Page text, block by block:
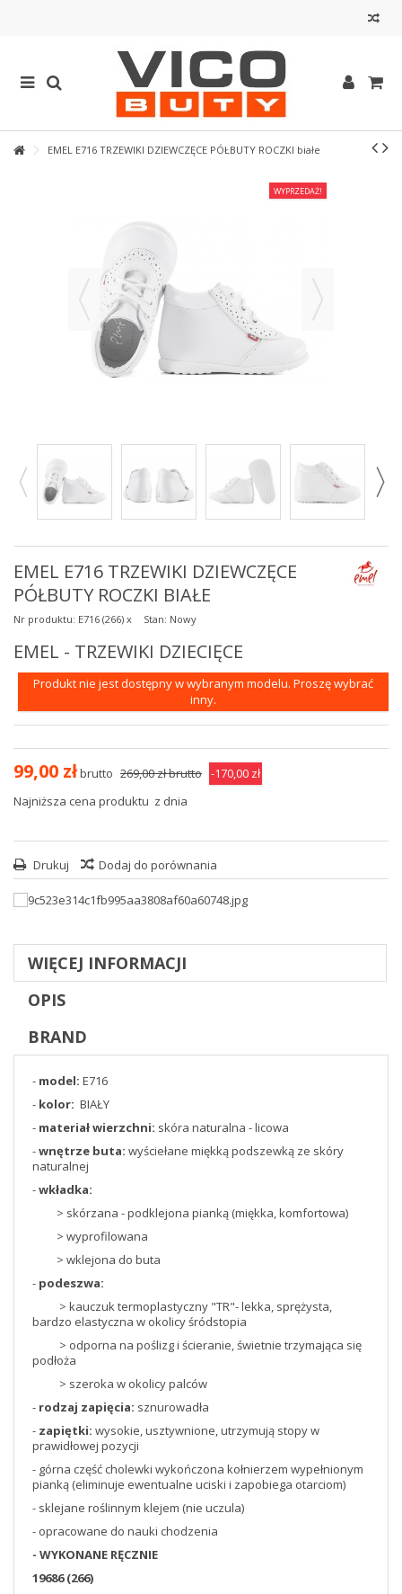
EMEL E716 TRZEWIKI DZIEWCZĘCE PÓŁBUTY ROCZKI białe
WYPRZEDAŻ!
EMEL E716 TRZEWIKI DZIEWCZĘCE
PÓŁBUTY ROCZKI BIAŁE
Nr produktu: E716 (266) x Stan: Nowy
EMEL - TRZEWIKI DZIECIĘCE
Produkt nie jest dostępny w wybranym modelu. Proszę wybrać
inny.
99,00 złbrutto 269,00 złbrutto -170,00 zł
Najniższa cena produktu z dnia
Drukuj Dodaj do porównania
WIĘCEJ INFORMACJI
OPIS
BRAND
- model: E716
- kolor: BIAŁY
- materiał wierzchni: skóra naturalna - licowa
-wnętrze buta: wyściełane miękką podszewką ze skóry
naturalnej
-wkładka:
> skórzana - podklejona pianką (miękka, komfortowa)
> wyprofilowana
> wklejona do buta
- podeszwa:
> kauczuk termoplastyczny "TR"- lekka, sprężysta,
bardzo elastyczna w okolicy śródstopia
> odporna na poślizg i ścieranie, świetnie trzymająca się
podłoża
> szeroka w okolicy palców
- rodzaj zapięcia: sznurowadła
- zapiętki: wysokie, usztywnione, utrzymują stopy w
prawidłowej pozycji
- górna część cholewki wykończona kołnierzem wypełnionym
pianką (eliminuje ewentualne uciski i zapobiega otarciom)
- sklejane roślinnym klejem (nie uczula)
- opracowane do nauki chodzenia
- WYKONANE RĘCZNIE
19686 (266)